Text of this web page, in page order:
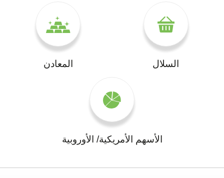
السلال المعادن
الأسهم الأمريكية/ الأوروبية